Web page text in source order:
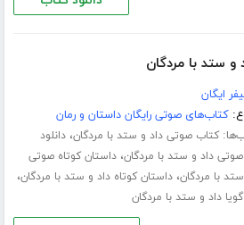
ستد با مردگان
ایگان
کتاب‌های صوتی رایگان داستان و رمان
کتاب صوتی داد و ستد با مردگان،دانلود
داد و ستد با مردگان،داستان کوتاه صوتی
با مردگان،داستان کوتاه داد و ستد با مردگان،
داد و ستد با مردگان